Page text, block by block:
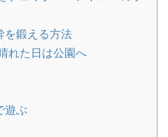
を鍛える方法
れた日は公園へ
遊ぶ